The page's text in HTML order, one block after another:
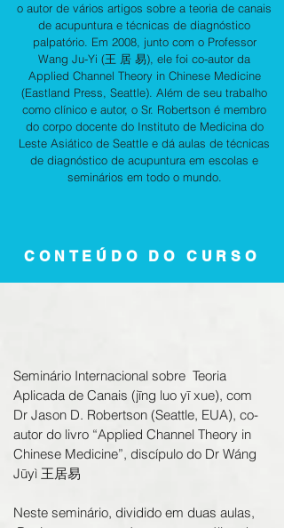
o autor de vários artigos sobre a teoria de canais
de acupuntura e técnicas de diagnóstico
palpatório. Em 2008, junto com o Professor
Wang Ju-Yi (王 居 易), ele foi co-autor da
Applied Channel Theory in Chinese Medicine
(Eastland Press, Seattle). Além de seu trabalho
como clínico e autor, o Sr. Robertson é membro
do corpo docente do Instituto de Medicina do
Leste Asiático de Seattle e dá aulas de técnicas
de diagnóstico de acupuntura em escolas e
seminários em todo o mundo.
CONTEÚDO DO CURSO
Seminário Internacional sobre Teoria
Aplicada de Canais (jīng luo yī xue), com
Dr Jason D. Robertson (Seattle, EUA), co-
autor do livro “Applied Channel Theory in
Chinese Medicine”, discípulo do Dr Wáng
Jūyì 王居易
Neste seminário, dividido em duas aulas,